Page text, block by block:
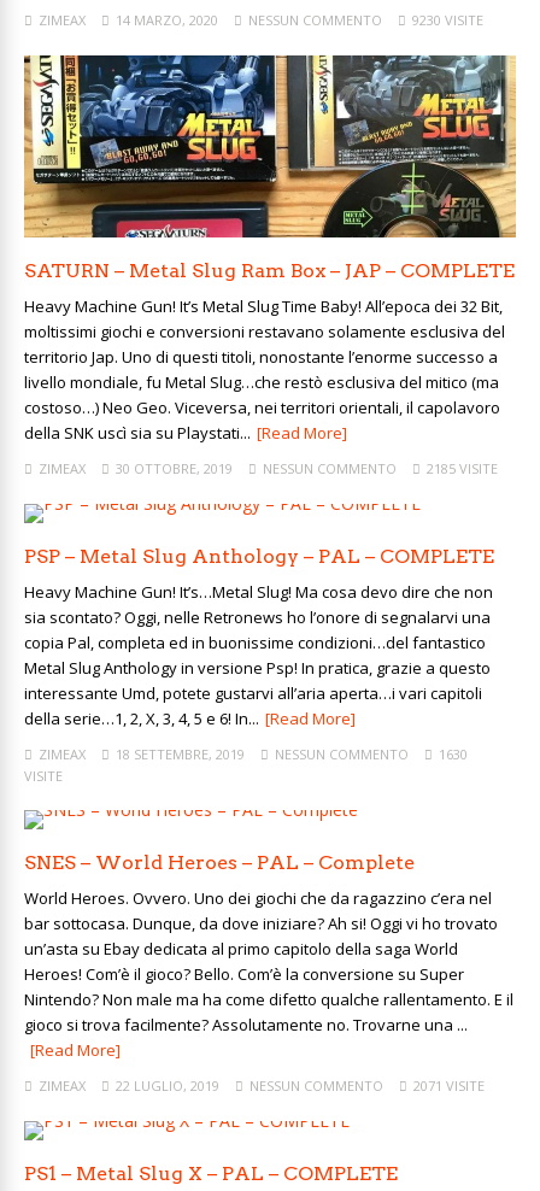
ZIMEAX 14 MARZO, 2020 NESSUN COMMENTO 9230 VISITE
SATURN – Metal Slug Ram Box – JAP – COMPLETE
Heavy Machine Gun! It’s Metal Slug Time Baby! All’epoca dei 32 Bit,
moltissimi giochi e conversioni restavano solamente esclusiva del
territorio Jap. Uno di questi titoli, nonostante l’enorme successo a
livello mondiale, fu Metal Slug…che restò esclusiva del mitico (ma
costoso…) Neo Geo. Viceversa, nei territori orientali, il capolavoro
della SNK uscì sia su Playstati... [Read More]
ZIMEAX 30 OTTOBRE, 2019 NESSUN COMMENTO 2185 VISITE
PSP – Metal Slug Anthology – PAL – COMPLETE
Heavy Machine Gun! It’s…Metal Slug! Ma cosa devo dire che non
sia scontato? Oggi, nelle Retronews ho l’onore di segnalarvi una
copia Pal, completa ed in buonissime condizioni…del fantastico
Metal Slug Anthology in versione Psp! In pratica, grazie a questo
interessante Umd, potete gustarvi all’aria aperta…i vari capitoli
della serie…1, 2, X, 3, 4, 5 e 6! In... [Read More]
ZIMEAX 18 SETTEMBRE, 2019 NESSUN COMMENTO
1630
VISITE
SNES – World Heroes – PAL – Complete
World Heroes. Ovvero. Uno dei giochi che da ragazzino c’era nel
bar sottocasa. Dunque, da dove iniziare? Ah si! Oggi vi ho trovato
un’asta su Ebay dedicata al primo capitolo della saga World
Heroes! Com’è il gioco? Bello. Com’è la conversione su Super
Nintendo? Non male ma ha come difetto qualche rallentamento. E il
gioco si trova facilmente? Assolutamente no. Trovarne una ...
[Read More]
ZIMEAX 22 LUGLIO, 2019 NESSUN COMMENTO 2071 VISITE
PS1 – Metal Slug X – PAL – COMPLETE